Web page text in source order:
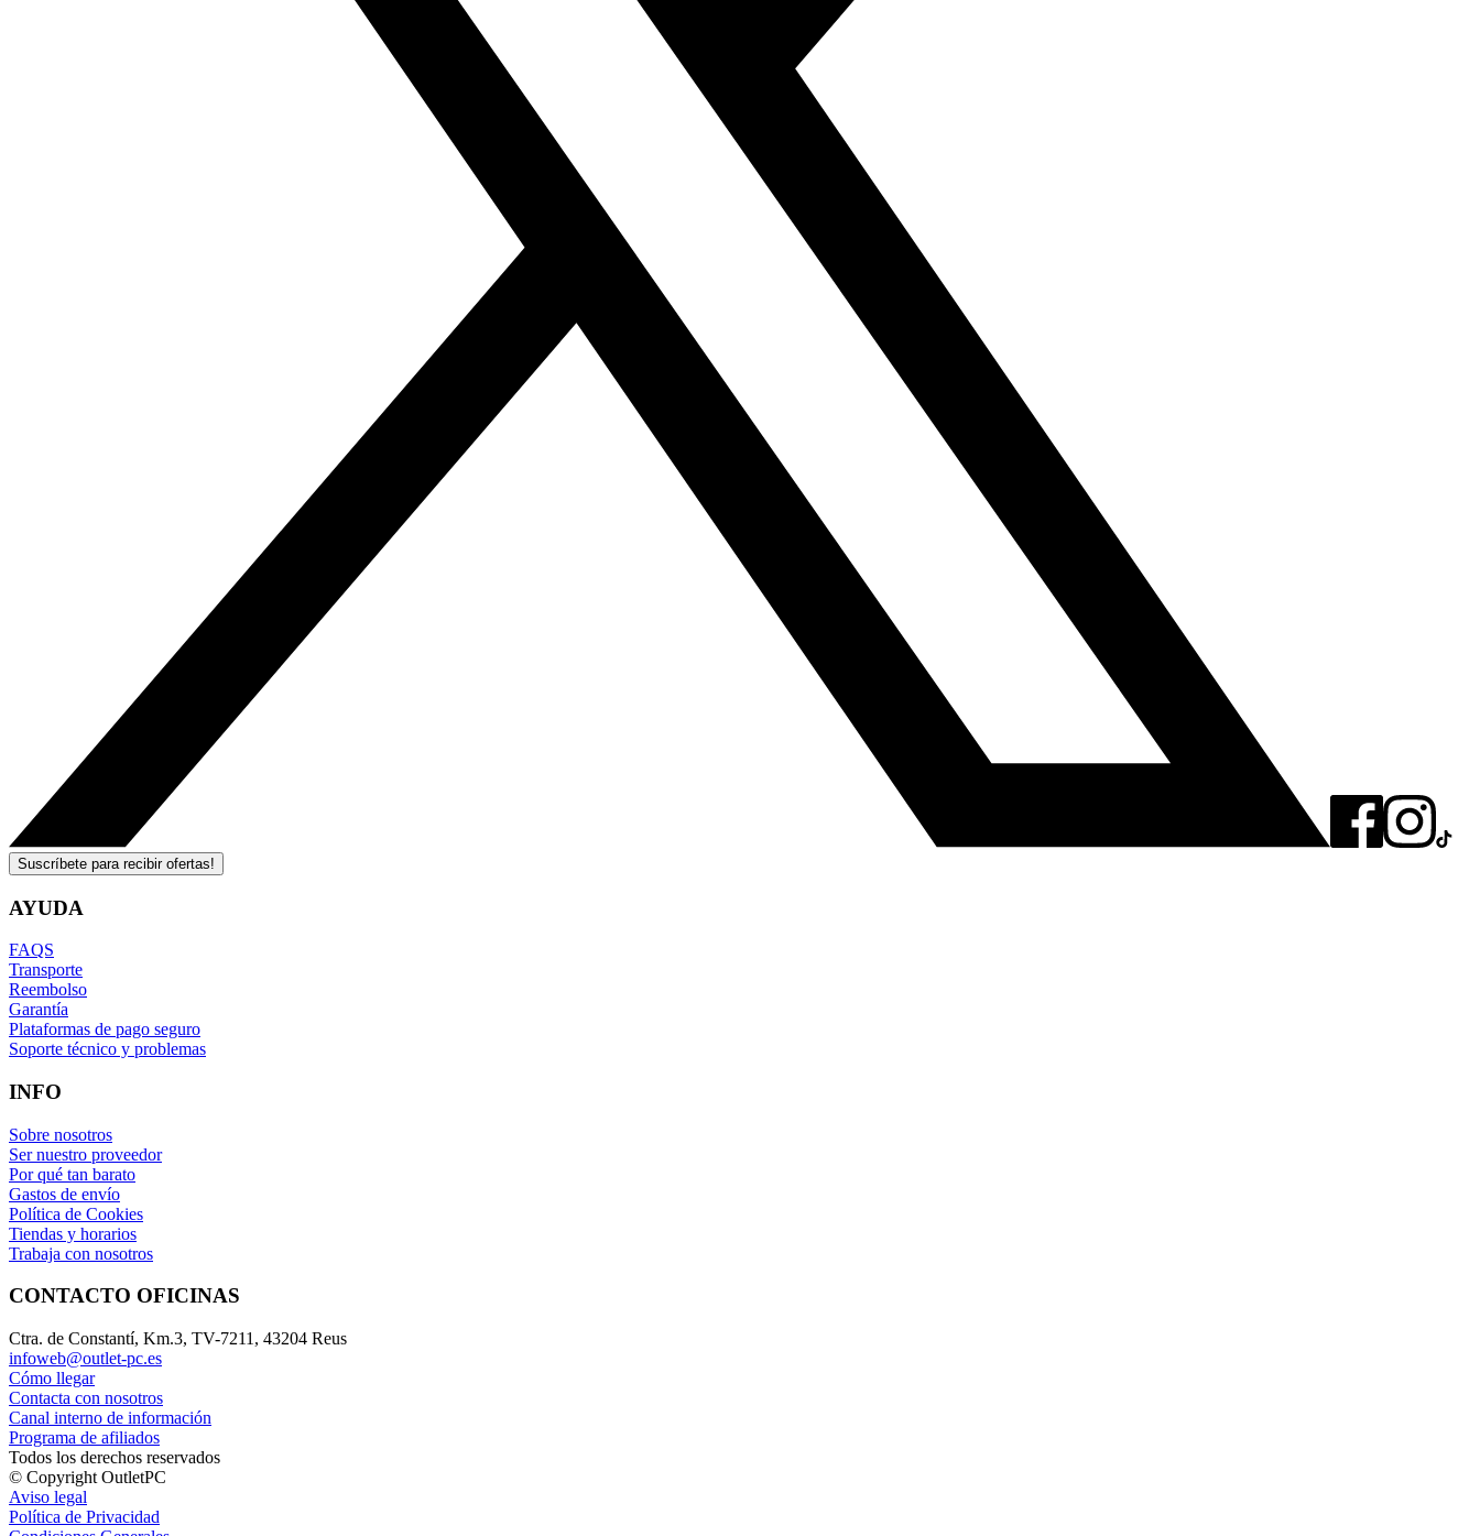
Suscríbete para recibir ofertas!
AYUDA
FAQS
Transporte
Reembolso
Garantía
Plataformas de pago seguro
Soporte técnico y problemas
INFO
Sobre nosotros
Ser nuestro proveedor
Por qué tan barato
Gastos de envío
Política de Cookies
Tiendas y horarios
Trabaja con nosotros
CONTACTO OFICINAS
Ctra. de Constantí, Km.3, TV-7211, 43204 Reus
infoweb@outlet-pc.es
Cómo llegar
Contacta con nosotros
Canal interno de información
Programa de afiliados
Todos los derechos reservados
© Copyright OutletPC
Aviso legal
Política de Privacidad